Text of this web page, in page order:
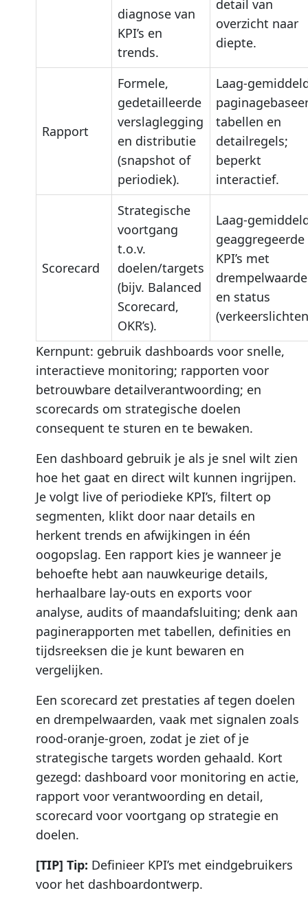
diagnose van
KPI’s en
trends.
detail van
overzicht naar
diepte.
Rapport
Formele,
gedetailleerde
verslaglegging
en distributie
(snapshot of
periodiek).
Laag-
tabellen en
detailregels;
beperkt
interactief.
Scorecard
Strategische
voortgang
t.o.v.
doelen/targets
(bijv. Balanced
Scorecard,
OKR’s).
Laag-
geaggregeerde
KPI’s met
en status
Kernpunt: gebruik dashboards voor snelle,
interactieve monitoring; rapporten voor
betrouwbare detailverantwoording; en
scorecards om strategische doelen
consequent te sturen en te bewaken.
Een dashboard gebruik je als je snel wilt zien
hoe het gaat en direct wilt kunnen ingrijpen.
Je volgt live of periodieke KPI’s, filtert op
segmenten, klikt door naar details en
herkent trends en afwijkingen in één
oogopslag. Een rapport kies je wanneer je
behoefte hebt aan nauwkeurige details,
herhaalbare lay-outs en exports voor
analyse, audits of maandafsluiting; denk aan
paginerapporten met tabellen, definities en
tijdsreeksen die je kunt bewaren en
vergelijken.
Een scorecard zet prestaties af tegen doelen
en drempelwaarden, vaak met signalen zoals
rood-oranje-groen, zodat je ziet of je
strategische targets worden gehaald. Kort
gezegd: dashboard voor monitoring en actie,
rapport voor verantwoording en detail,
scorecard voor voortgang op strategie en
doelen.
[TIP] Tip: Definieer KPI’s met eindgebruikers
voor het dashboardontwerp.